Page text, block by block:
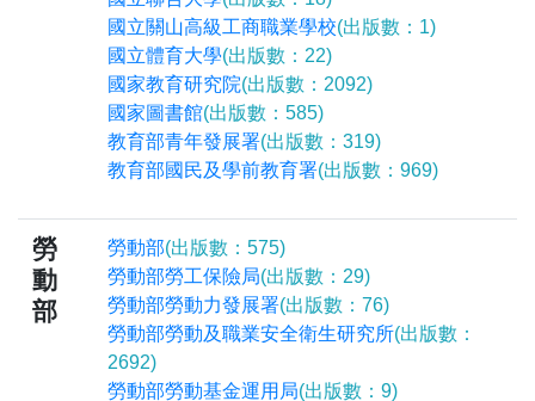
國立關山高級工商職業學校(出版數：1)
國立體育大學(出版數：22)
國家教育研究院(出版數：2092)
國家圖書館(出版數：585)
教育部青年發展署(出版數：319)
教育部國民及學前教育署(出版數：969)
勞
動
部
勞動部(出版數：575)
勞動部勞工保險局(出版數：29)
勞動部勞動力發展署(出版數：76)
勞動部勞動及職業安全衛生研究所(出版數：
2692)
勞動部勞動基金運用局(出版數：9)